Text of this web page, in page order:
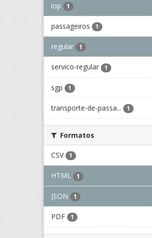
lop 1
passageiros 1
regular 1
servico-regular 1
sgp 1
transporte-de-passa... 1
Formatos
CSV 1
HTML 1
JSON 1
PDF 1